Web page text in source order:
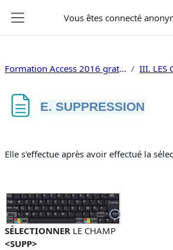
Vous êtes connecté
Formation Access 2016 gratuite programmation
E. SUPPRESSION
Elle s'effectue après avoir effectué la
SÉLECTIONNER LE CHAMP
<SUPP>